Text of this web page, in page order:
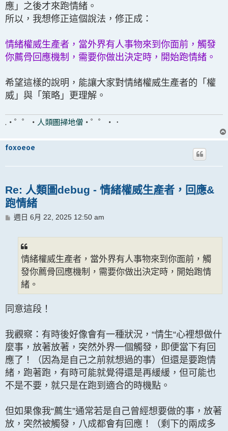
應」之後才來跑情緒。
所以，我想修正這個說法，修正成：
情緒權威生產者，當外界有人事物來到你面前，觸發
你薦骨回應機制，需要你做出決定時，開始跑情緒。
希望這樣的說明，能讓大家對情緒權威生產者的「權
威」與「策略」更理解。
.・゜゜・ 人類圖掃地僧 ・゜゜・．
foxoeoe
Re: 人類圖debug - 情緒權威生產者，回應&
跑情緒
文
週日 6月 22, 2025 12:50 am
情緒權威生產者，當外界有人事物來到你面前，觸
發你薦骨回應機制，需要你做出決定時，開始跑情
緒。
同意這段！
我觀察：有時後好像會有一種狀況，“情生“心裡想做什
麼事，放著放著，突然外界一個觸發，即便當下有回
應了！（因為是自己之前就想過的事）但還是要跑情
緒，跑著跑，有時可能就覺得還是再緩緩，但可能也
不是不要，就只是在跑到適合的時機點。
但如果像我“薦生”通常若是自己曾經想要做的事，放著
放，突然被觸發，八成都會有回應！（剩下的兩成多